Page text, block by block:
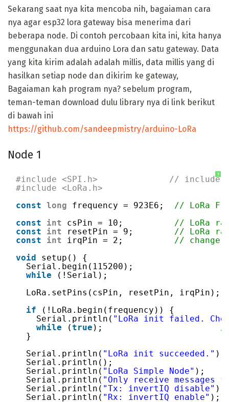
Sekarang saat nya kita mencoba nih, bagaiaman cara
nya agar esp32 lora gateway bisa menerima dari
beberapa node. Di contoh percobaan kita ini, kita hanya
menggunakan dua arduino Lora dan satu gateway. Data
yang kita kirim adalah adalah millis, data millis yang di
hasilkan setiap node dan dikirim ke gateway,
Bagaiaman kah program nya? sebelum program,
teman-teman download dulu library nya di link berikut
di bawah ini
https://github.com/sandeepmistry/arduino-LoRa
Node 1
?
#include <SPI.h>              //
#include <LoRa.h>
const long frequency = 923E6; // LoRa
const
int csPin = 10; // LoRa
const
int resetPin = 9; // LoRa
const
int irqPin = 2; // change
void
setup() {
while
(!Serial);
LoRa.setPins(csPin, resetPin, irqPin);
if
(!LoRa.begin(frequency)) {
Serial.println( "LoRa init failed.
while
(true );
}
Serial.println( "LoRa init succeeded." );
Serial.println();
Serial.println( "LoRa Simple Node" );
Serial.println( "Only receive messages
Serial.println( "Tx: invertIQ disable" );
Serial.println( "Rx: invertIQ enable" );